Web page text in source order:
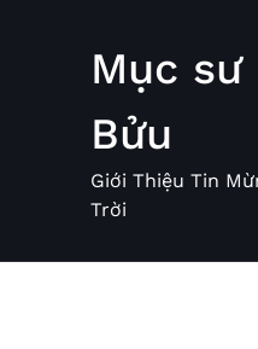
Mục sư
Bửu
Giới Thiệu Tin
Trời